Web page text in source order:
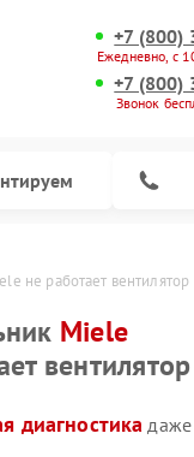
+7 (800)
Ежедневно, с
+7 (800)
Звонок
не работает вентилятор
Miele
вентилятор
диагностика даже